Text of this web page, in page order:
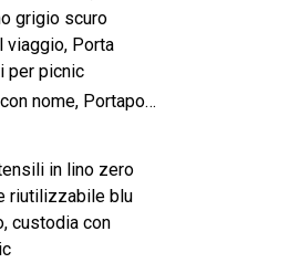
Rotolo di posate con nome, Portaposate in lino grigio scuro riutilizzabile per il viaggio, Porta utensili zero rifiuti per picnic